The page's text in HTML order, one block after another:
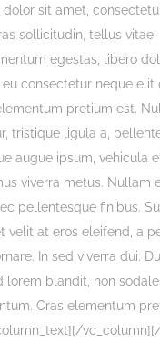
dolor sit amet,
sollicitudin, tellus vitae
egestas, libero
consectetur neque elit
pretium est.
tristique ligula a,
augue ipsum, vehicula
viverra metus. Nullam
pellentesque finibus.
velit at eros eleifend, a
In sed viverra dui.
lorem blandit, non
Cras elementum
vc_column][/